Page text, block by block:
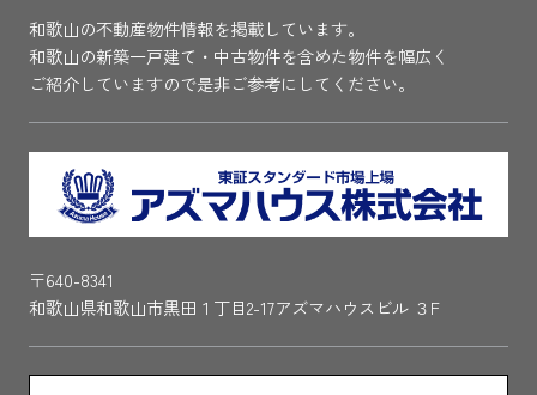
和歌山の不動産物件情報を掲載しています。
和歌山の新築一戸建て・中古物件を含めた物件を幅広く
ご紹介していますので是非ご参考にしてください。
〒640-8341
和歌山県和歌山市黒田１丁目2-17アズマハウスビル ３F